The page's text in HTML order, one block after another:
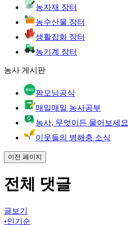
농자재 장터
농수산물 장터
생활잡화 장터
농기계 장터
농사 게시판
팜모닝공식
매일매일 농사공부
농사, 무엇이든 물어보세요
이웃들의 병해충 소식
이전 페이지
전체 댓글
글보기
•인기순